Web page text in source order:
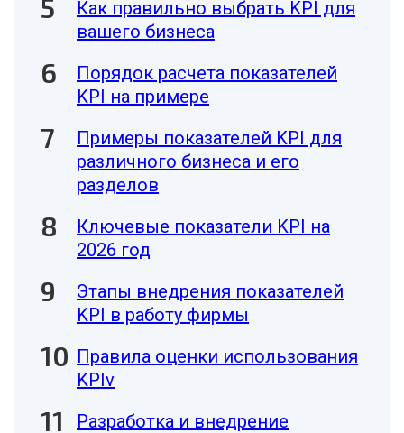
Как правильно выбрать KPI для
вашего бизнеса
Порядок расчета показателей
KPI на примере
Примеры показателей KPI для
различного бизнеса и его
разделов
Ключевые показатели KPI на
2026 год
Этапы внедрения показателей
KPI в работу фирмы
Правила оценки использования
KPIv
Разработка и внедрение